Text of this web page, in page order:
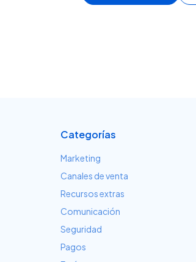
Categorías
Marketing
Canales de venta
Recursos extras
Comunicación
Seguridad
Pagos